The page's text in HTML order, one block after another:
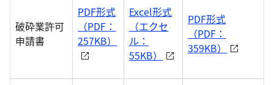
破砕業許可
申請書
PDF形式
（PDF：
257KB）
Excel形式
（エクセ
ル：
55KB）
PDF形式
（PDF：
359KB）